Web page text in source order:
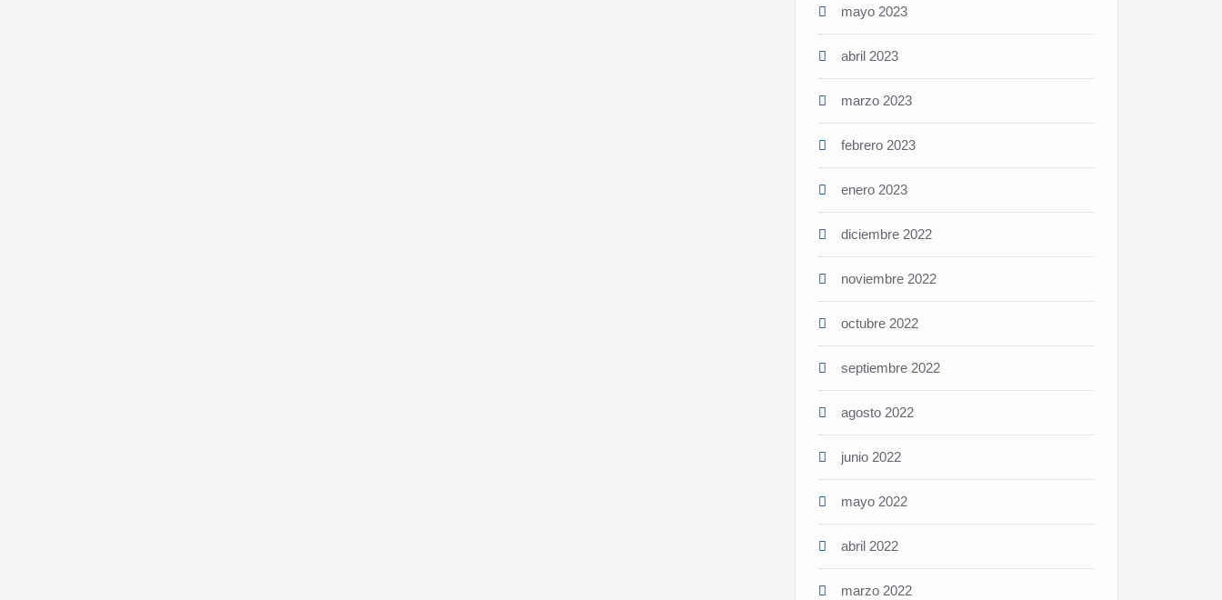
mayo 2023
abril 2023
marzo 2023
febrero 2023
enero 2023
diciembre 2022
noviembre 2022
octubre 2022
septiembre 2022
agosto 2022
junio 2022
mayo 2022
abril 2022
marzo 2022